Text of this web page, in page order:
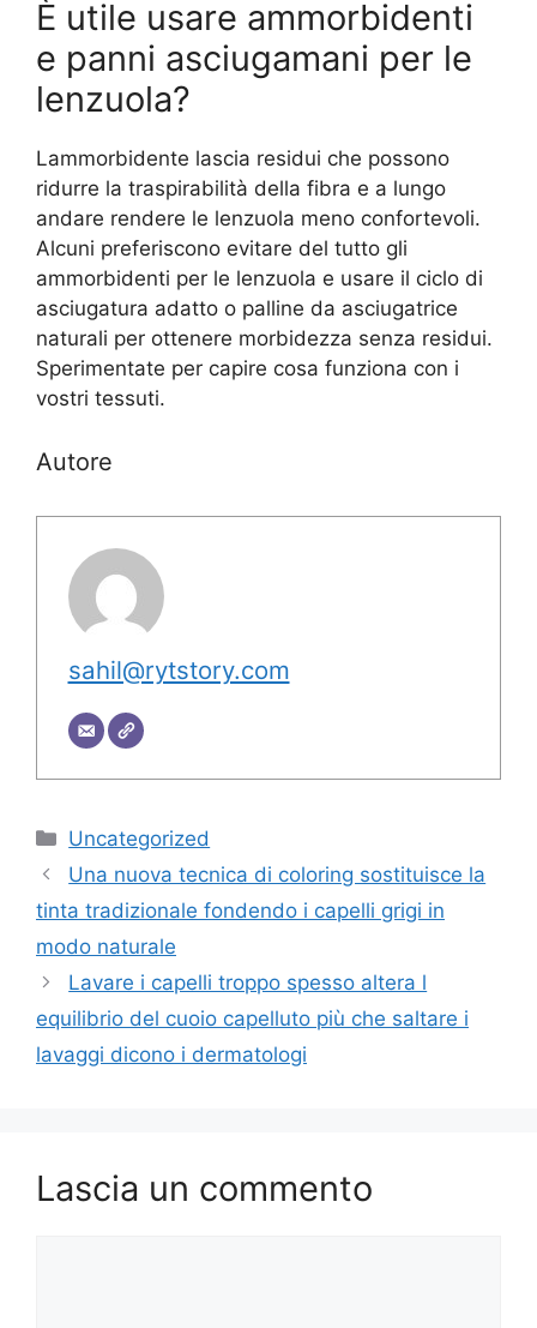
È utile usare ammorbidenti
e panni asciugamani per le
lenzuola?
Lammorbidente lascia residui che possono
ridurre la traspirabilità della fibra e a lungo
andare rendere le lenzuola meno confortevoli.
Alcuni preferiscono evitare del tutto gli
ammorbidenti per le lenzuola e usare il ciclo di
asciugatura adatto o palline da asciugatrice
naturali per ottenere morbidezza senza residui.
Sperimentate per capire cosa funziona con i
vostri tessuti.
Autore
sahil@rytstory.com
Categorie
Uncategorized
Una nuova tecnica di coloring sostituisce la
tinta tradizionale fondendo i capelli grigi in
modo naturale
Lavare i capelli troppo spesso altera l
equilibrio del cuoio capelluto più che saltare i
lavaggi dicono i dermatologi
Lascia un commento